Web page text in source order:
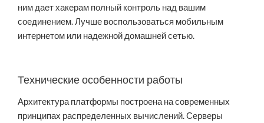
ним дает хакерам полный контроль над вашим
соединением. Лучше воспользоваться мобильным
интернетом или надежной домашней сетью.
Технические особенности работы
Архитектура платформы построена на современных
принципах распределенных вычислений. Серверы